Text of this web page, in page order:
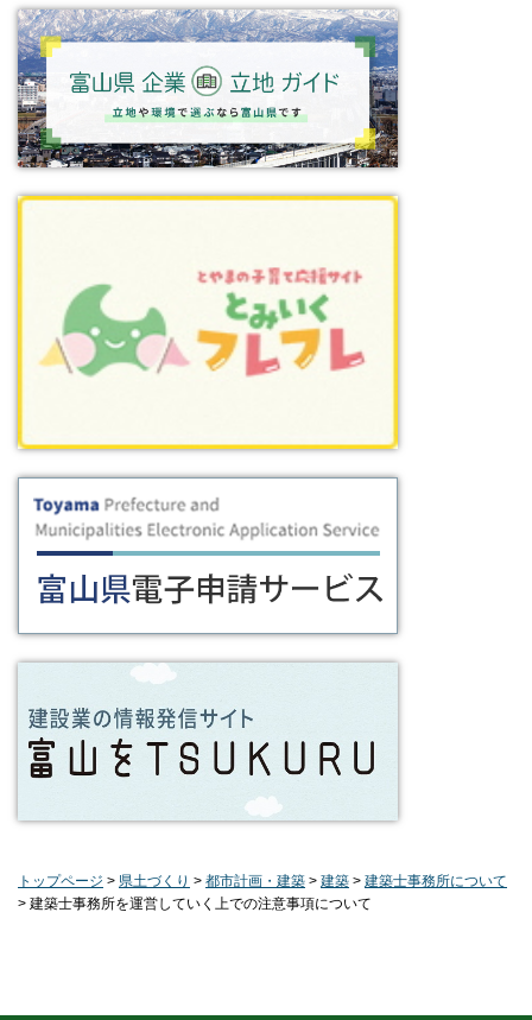
トップページ > 県土づくり > 都市計画・建築 > 建築 > 建築士事務所について
> 建築士事務所を運営していく上での注意事項について